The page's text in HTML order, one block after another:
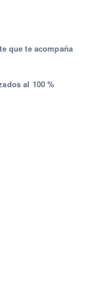
que te acompaña
al 100 %